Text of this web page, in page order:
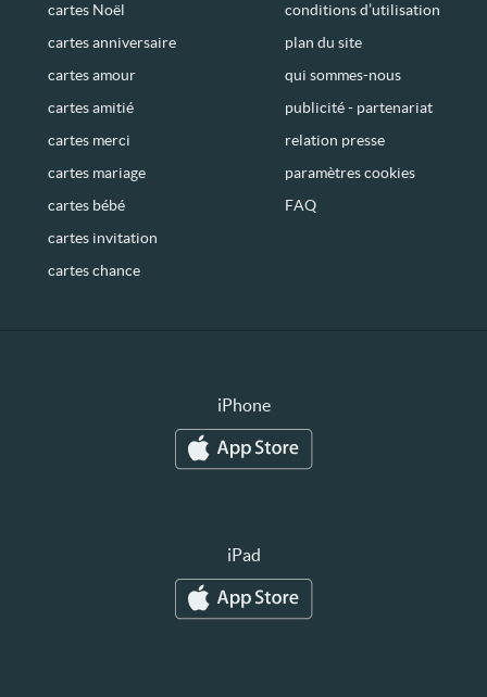
cartes Noël
cartes anniversaire
cartes amour
cartes amitié
cartes merci
cartes mariage
cartes bébé
cartes invitation
cartes chance
conditions d’utilisation
plan du site
qui sommes-nous
publicité - partenariat
relation presse
paramètres cookies
FAQ
iPhone
iPad